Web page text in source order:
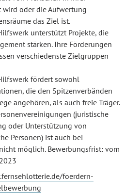
wird oder die Aufwertung
das Ziel ist.
unterstützt Projekte, die
stärken. Ihre Förderungen
verschiedenste Zielgruppen
fördert sowohl
die den Spitzenverbänden
angehören, als auch freie Träger.
(juristische
oder Unterstützung von
Personen) ist auch bei
möglich. Bewerbungsfrist: vom
foerdern-